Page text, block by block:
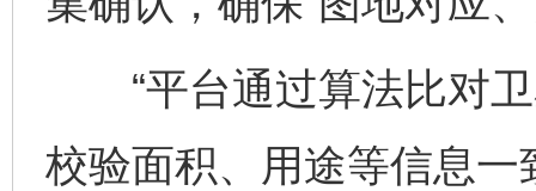
“平台通过算法比对卫
校验面积、用途等信息